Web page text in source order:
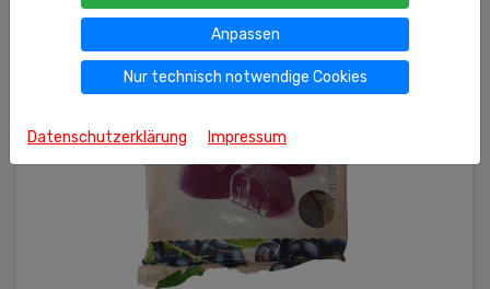
Anpassen
Nur technisch notwendige Cookies
Datenschutzerklärung Impressum